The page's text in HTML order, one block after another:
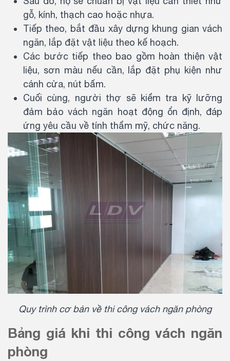
gỗ, kính, thạch cao hoặc nhựa.
Tiếp theo, bắt đầu xây dựng khung gian vách
ngăn, lắp đặt vật liệu theo kế hoạch.
Các bước tiếp theo bao gồm hoàn thiện vật
liệu, sơn màu nếu cần, lắp đặt phụ kiện như
cánh cửa, nút bấm.
Cuối cùng, người thợ sẽ kiểm tra kỹ lưỡng
đảm bảo vách ngăn hoạt động ổn định, đáp
ứng yêu cầu về tính thẩm mỹ, chức năng.
Quy trình cơ bản về thi công vách ngăn phòng
Bảng giá khi thi công vách ngăn
phòng